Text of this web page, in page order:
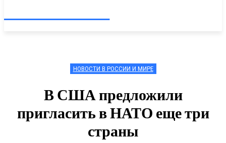
НОВОСТИ В РОССИИ И МИРЕ
В США предложили
пригласить в НАТО еще три
страны